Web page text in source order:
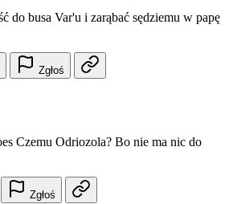
do busa Var'u i zarąbać sędziemu w papę
Zgłoś
Czemu Odriozola? Bo nie ma nic do
Zgłoś